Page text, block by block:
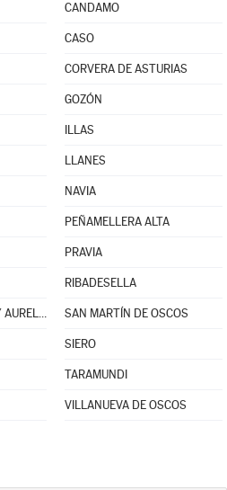
CANDAMO
CASO
CORVERA DE ASTURIAS
GOZÓN
ILLAS
LLANES
NAVIA
PEÑAMELLERA ALTA
PRAVIA
RIBADESELLA
SAN MARTÍN DEL REY AURELIO SAN MARTÍN DE OSCOS
SIERO
TARAMUNDI
VILLANUEVA DE OSCOS